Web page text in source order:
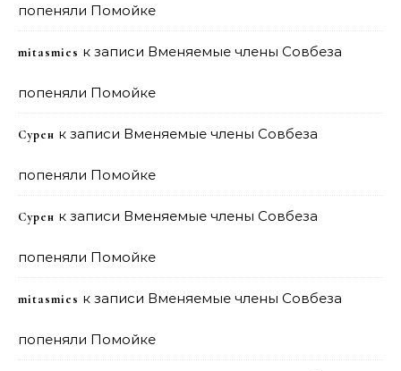
попеняли Помойке
mitasmies к записи Вменяемые члены Совбеза
попеняли Помойке
Сурен к записи Вменяемые члены Совбеза
попеняли Помойке
Сурен к записи Вменяемые члены Совбеза
попеняли Помойке
mitasmies к записи Вменяемые члены Совбеза
попеняли Помойке